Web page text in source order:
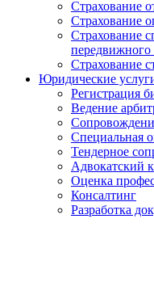
Страхование
Страхование
Страхование
передвижного
Страхование
Юридические
Регистрация
Ведение
Специальная
Тендерное
Адвокатский
Оценка
Консалтинг
Разработка